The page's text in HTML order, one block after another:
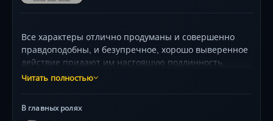
Все характеры отлично продуманы и совершенно
правдоподобны, и безупречное, хорошо выверенное
действие придают им настоящую подлинность.
Изображая обычный вечер в традиционном
Ситуаций, специфических в каждой группе
Читать полностью
В главных ролях